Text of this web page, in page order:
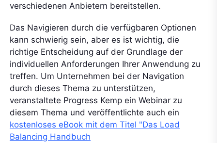
verschiedenen Anbietern bereitstellen.
Das Navigieren durch die verfügbaren Optionen
kann schwierig sein, aber es ist wichtig, die
richtige Entscheidung auf der Grundlage der
individuellen Anforderungen Ihrer Anwendung zu
treffen. Um Unternehmen bei der Navigation
durch dieses Thema zu unterstützen,
veranstaltete Progress Kemp ein Webinar zu
diesem Thema und veröffentlichte auch ein
kostenloses eBook mit dem Titel "Das Load
Balancing Handbuch